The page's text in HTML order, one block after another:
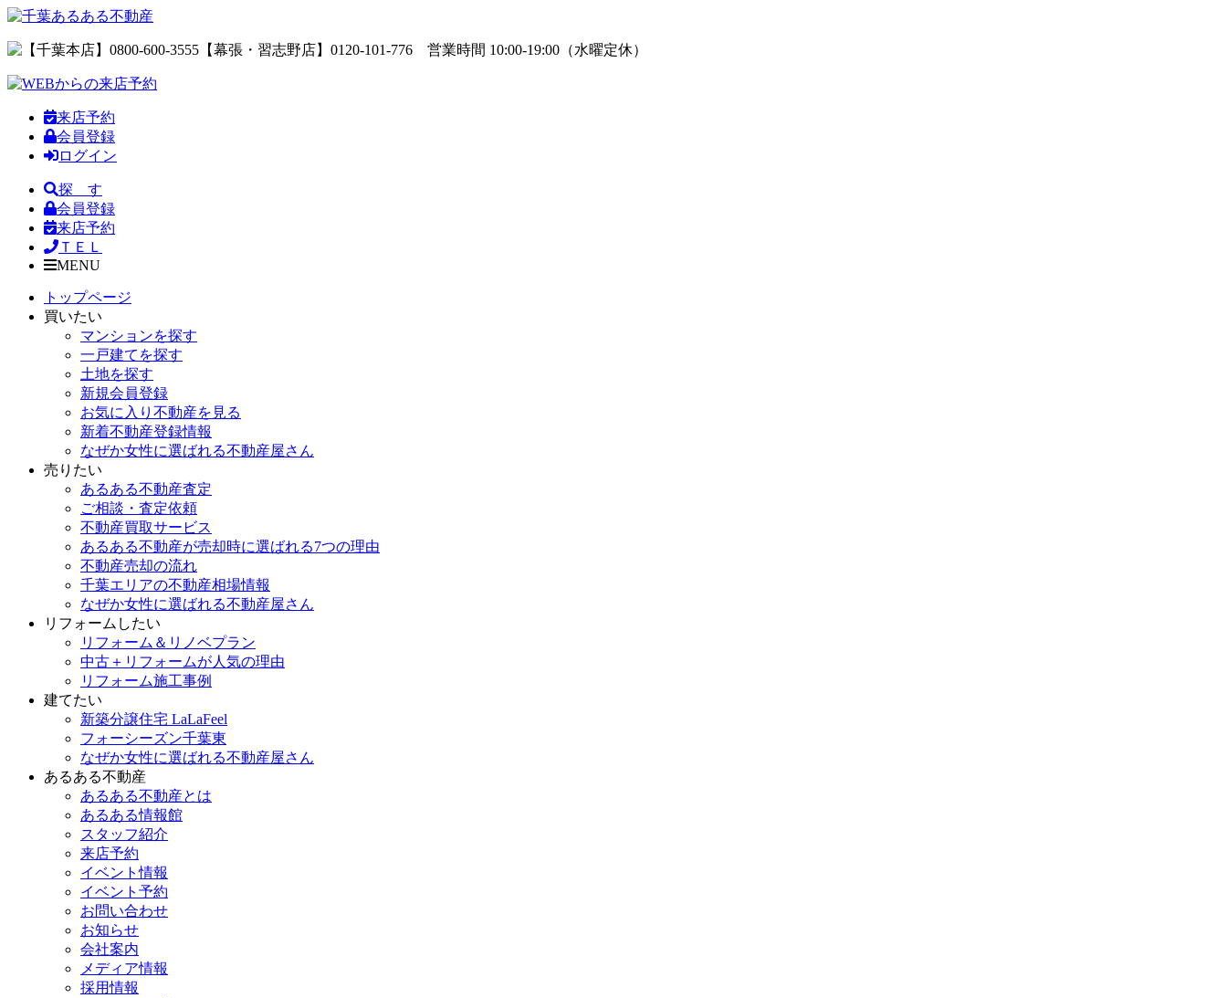
来店予約
会員登録
ログイン
探 す
会員登録
来店予約
ＴＥＬ
MENU
トップページ
買いたい
マンションを探す
一戸建てを探す
土地を探す
新規会員登録
お気に入り不動産を見る
新着不動産登録情報
なぜか女性に選ばれる不動産屋さん
売りたい
あるある不動産査定
ご相談・査定依頼
不動産買取サービス
あるある不動産が売却時に選ばれる7つの理由
不動産売却の流れ
千葉エリアの不動産相場情報
なぜか女性に選ばれる不動産屋さん
リフォームしたい
リフォーム＆リノベプラン
中古＋リフォームが人気の理由
リフォーム施工事例
建てたい
新築分譲住宅 LaLaFeel
フォーシーズン千葉東
なぜか女性に選ばれる不動産屋さん
あるある不動産
あるある不動産とは
あるある情報館
スタッフ紹介
来店予約
イベント情報
イベント予約
お問い合わせ
お知らせ
会社案内
メディア情報
採用情報